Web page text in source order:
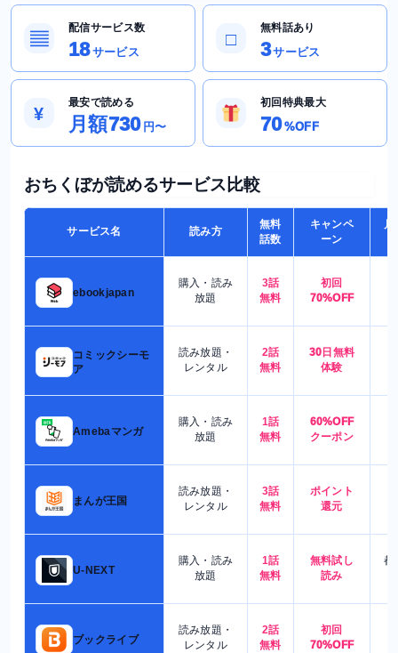
▤
配信サービス数
18サービス
□
無料話あり
3サービス
¥
最安で読める
月額730 円〜
初回特典最大
70%OFF
おちくぼが読めるサービス比較
サービス名 読み方
無料
話数
キャンペ
ーン
月
ebookjapan
購入・読み
放題
3話
無料
初回
70%OFF
コミックシーモ
ア
読み放題・
レンタル
2話
無料
30日無料
体験
Amebaマンガ
購入・読み
放題
1話
無料
60%OFF
クーポン
まんが王国
読み放題・
レンタル
3話
無料
ポイント
還元
U-NEXT
購入・読み
放題
1話
無料
無料試し
読み
都
ブックライブ
読み放題・
レンタル
2話
無料
初回
70%OFF